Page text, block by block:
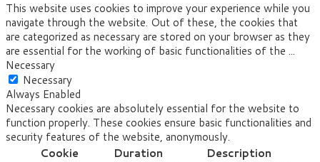
This website uses cookies to improve your experience while you
navigate through the website. Out of these, the cookies that
are categorized as necessary are stored on your browser as they
are essential for the working of basic functionalities of the ...
Necessary
Necessary
Always Enabled
Necessary cookies are absolutely essential for the website to
function properly. These cookies ensure basic functionalities and
security features of the website, anonymously.
Cookie
Duration Description